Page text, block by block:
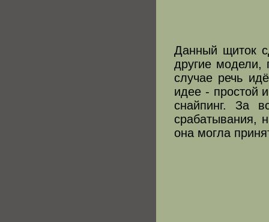
Данный щиток
другие модели,
случае речь
идее - простой
снайпинг. За
срабатывания,
она могла